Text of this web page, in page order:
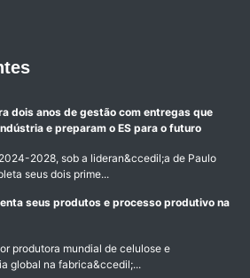
dois anos de gestão com entregas que
e preparam o ES para o futuro
2028, sob a lideran&ccedil;a de Paulo
seus dois prime...
seus produtos e processo produtivo na
produtora mundial de celulose e
global na fabrica&ccedil;...